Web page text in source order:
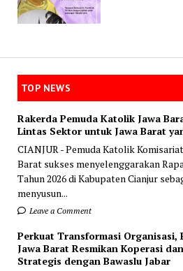
TOP NEWS
Rakerda Pemuda Katolik Jawa
Lintas Sektor untuk Jawa Barat
CIANJUR - Pemuda Katolik
Barat sukses menyelenggarakan
Tahun 2026 di Kabupaten Cianjur
menyusun...
Leave a Comment
Perkuat Transformasi Organisasi,
Jawa Barat Resmikan Koperasi
Strategis dengan Bawaslu Jabar